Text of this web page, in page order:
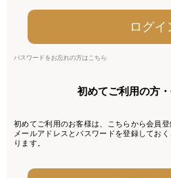
パスワードをお忘れの方はこちら
初めてご利用の方
初めてご利用のお客様は、こちらから会員登
メールアドレスとパスワードを登録してお
ります。